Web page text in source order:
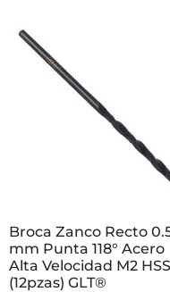
Broca Zanco Recto
mm Punta 118° Acero
Alta Velocidad M2
(12pzas) GLT®